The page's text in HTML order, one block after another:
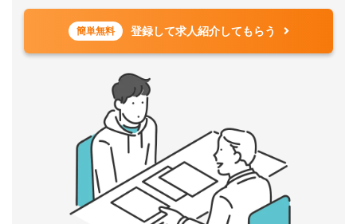
簡単無料 登録して求人紹介してもらう